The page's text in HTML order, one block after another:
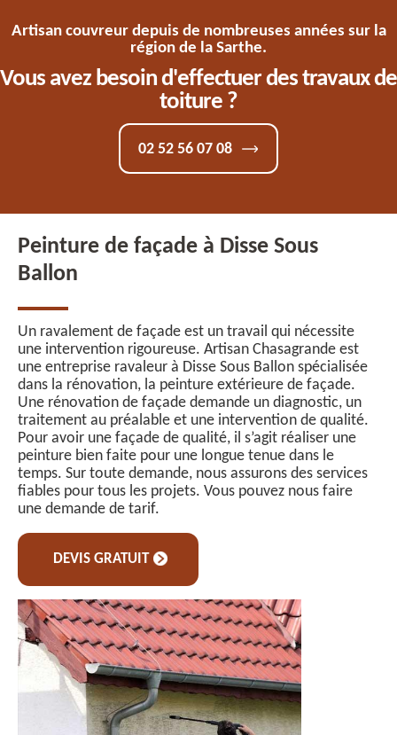
Artisan couvreur depuis de nombreuses années sur la
région de la Sarthe.
Vous avez besoin d'effectuer des travaux de
toiture ?
02 52 56 07 08
Peinture de façade à Disse Sous
Ballon
Un ravalement de façade est un travail qui nécessite
une intervention rigoureuse. Artisan Chasagrande est
une entreprise ravaleur à Disse Sous Ballon spécialisée
dans la rénovation, la peinture extérieure de façade.
Une rénovation de façade demande un diagnostic, un
traitement au préalable et une intervention de qualité.
Pour avoir une façade de qualité, il s’agit réaliser une
peinture bien faite pour une longue tenue dans le
temps. Sur toute demande, nous assurons des services
fiables pour tous les projets. Vous pouvez nous faire
une demande de tarif.
DEVIS GRATUIT